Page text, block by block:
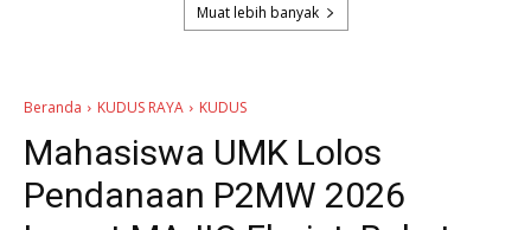
Muat lebih banyak